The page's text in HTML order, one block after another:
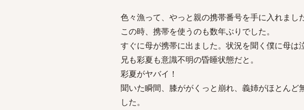
色々漁って、やっと親の携帯番号を手に入れました
この時、携帯を使うのも数年ぶりでした。
すぐに母が携帯に出ました。状況を聞く僕に母は
兄も彩夏も意識不明の昏睡状態だと。
彩夏がヤバイ！
聞いた瞬間、膝ががくっと崩れ、義姉がほとん
した。